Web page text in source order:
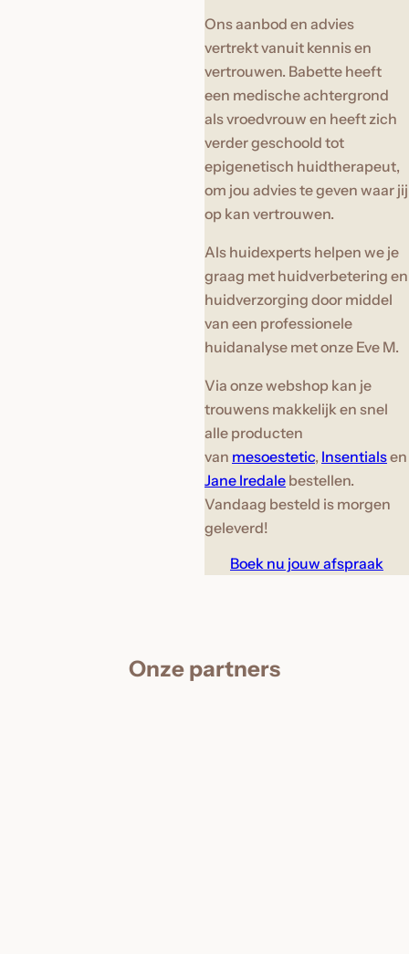
k
,
s
e
r
u
m
,
p
r
f
u
m
.
Ons aanbod en advies
vertrekt vanuit kennis en
vertrouwen. Babette heeft
een medische achtergrond
als vroedvrouw en heeft zich
verder geschoold tot
epigenetisch huidtherapeut,
om jou advies te geven waar jij
op kan vertrouwen.
Als huidexperts helpen we je
graag met huidverbetering en
huidverzorging door middel
van een professionele
huidanalyse met onze Eve M.
Via onze webshop kan je
trouwens makkelijk en snel
alle producten
van mesoestetic, Insentialsen
Jane Iredale bestellen.
Vandaag besteld is morgen
geleverd!
Boek nu jouw afspraak
Onze partners